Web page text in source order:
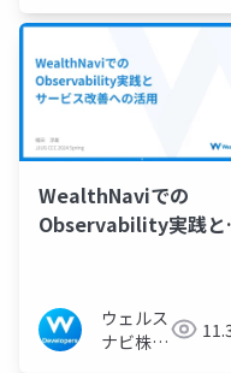
WealthNaviでの
Observability実践と
ウェルス
ナビ株式